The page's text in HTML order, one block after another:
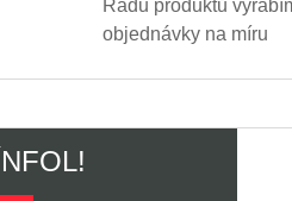
Řadu produktů
objednávky na míru